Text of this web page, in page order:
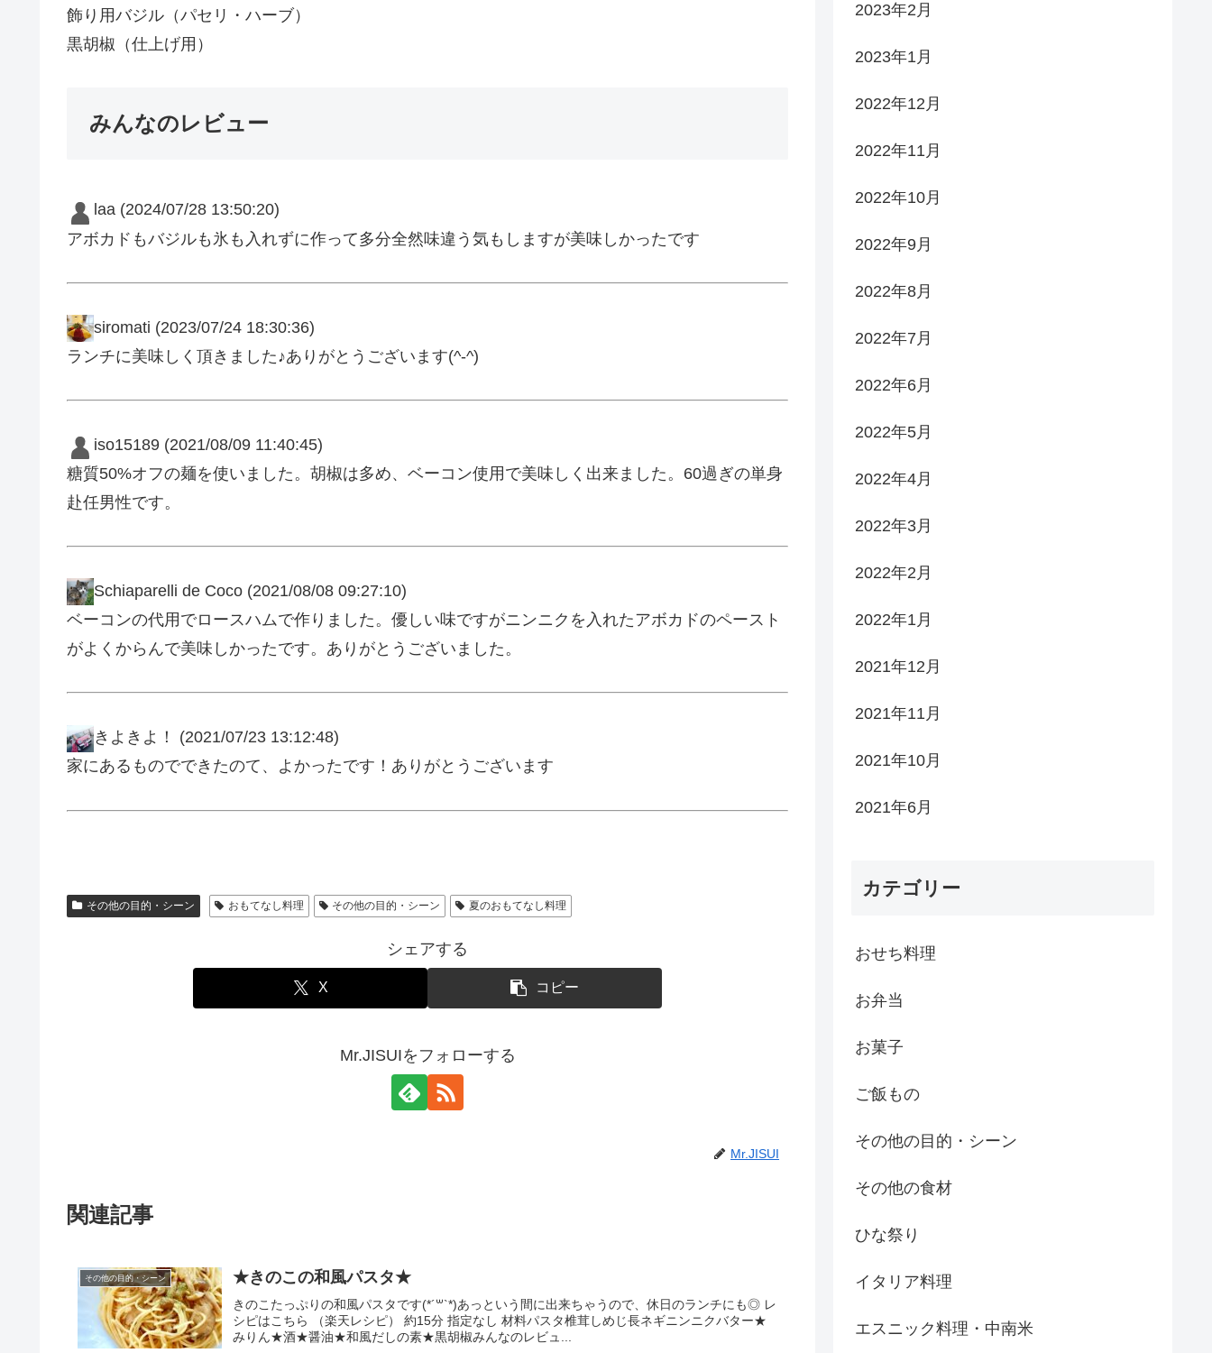
飾り用バジル（パセリ・ハーブ）
黒胡椒（仕上げ用）
みんなのレビュー
laa (2024/07/28 13:50:20)
アボカドもバジルも氷も入れずに作って多分全然味違う気もしますが美味しかったです
siromati (2023/07/24 18:30:36)
ランチに美味しく頂きました♪ありがとうございます(^-^)
iso15189 (2021/08/09 11:40:45)
糖質50%オフの麺を使いました。胡椒は多め、ベーコン使用で美味しく出来ました。60過ぎの単身
赴任男性です。
Schiaparelli de Coco (2021/08/08 09:27:10)
ベーコンの代用でロースハムで作りました。優しい味ですがニンニクを入れたアボカドのペースト
がよくからんで美味しかったです。ありがとうございました。
きよきよ！
(2021/07/23 13:12:48)
家にあるものでできたのて、よかったです！ありがとうございます
その他の目的・シーン おもてなし料理 その他の目的・シーン 夏のおもてなし料理
シェアする
X コピー
Mr.JISUIをフォローする
Mr.JISUI
関連記事
その他の目的・シーン ★きのこの和風パスタ★
きのこたっぷりの和風パスタです(*´꒳`*)あっという間に出来ちゃうので、休日のランチにも◎ レ
シピはこちら （楽天レシピ） 約15分 指定なし 材料パスタ椎茸しめじ長ネギニンニクバター★
みりん★酒★醤油★和風だしの素★黒胡椒みんなのレビュ...
2023年2月
2023年1月
2022年12月
2022年11月
2022年10月
2022年9月
2022年8月
2022年7月
2022年6月
2022年5月
2022年4月
2022年3月
2022年2月
2022年1月
2021年12月
2021年11月
2021年10月
2021年6月
カテゴリー
おせち料理
お弁当
お菓子
ご飯もの
その他の目的・シーン
その他の食材
ひな祭り
イタリア料理
エスニック料理・中南米